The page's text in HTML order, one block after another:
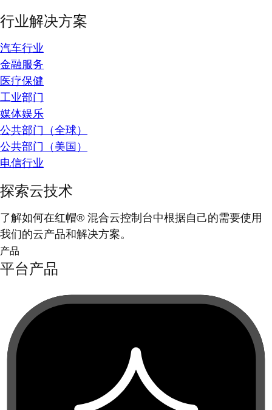
行业解决方案
汽车行业
金融服务
医疗保健
工业部门
媒体娱乐
公共部门（全球）
公共部门（美国）
电信行业
探索云技术
了解如何在红帽® 混合云控制台中根据自己的需要使用
我们的云产品和解决方案。
产品
平台产品